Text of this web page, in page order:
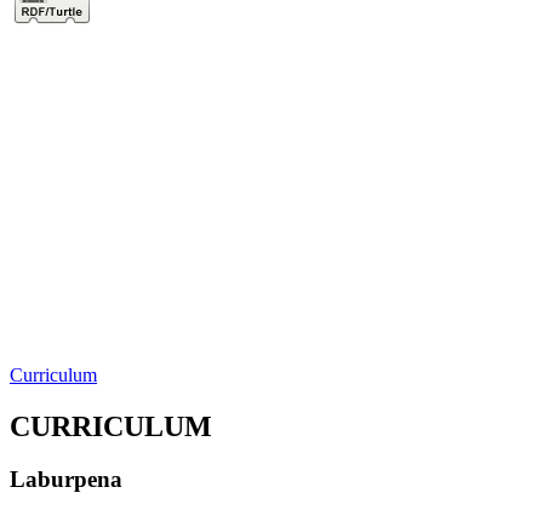
Curriculum
CURRICULUM
Laburpena